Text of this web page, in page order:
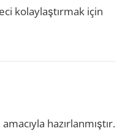
kolaylaştırmak için
hazırlanmıştır.